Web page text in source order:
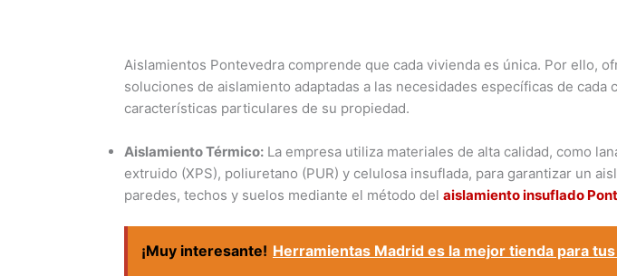
Aislamientos Pontevedra comprende que cada vivienda es única. Por ello,
soluciones de aislamiento adaptadas a las necesidades específicas de cada
características particulares de su propiedad.
Aislamiento Térmico: La empresa utiliza materiales de alta calidad, como
extruido (XPS), poliuretano (PUR) y celulosa insuflada, para garantizar un
paredes, techos y suelos mediante el método del aislamiento insuflado
¡Muy interesante! Herramientas Madrid es la mejor tienda para